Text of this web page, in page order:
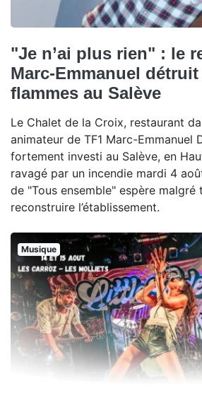
"Je n’ai plus rien" : le
Marc-Emmanuel
flammes au Salève
Le Chalet de la Croix, restaurant
animateur de TF1 Marc-Emmanuel
fortement investi au Salève, en
ravagé par un incendie mardi 4
de "Tous ensemble" espère
reconstruire l’établissement.
Musique